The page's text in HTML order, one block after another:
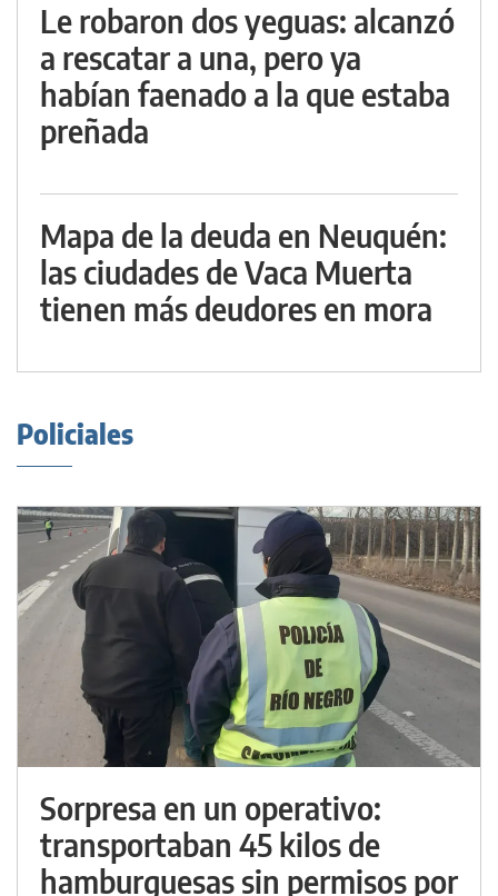
Le robaron dos yeguas: alcanzó
a rescatar a una, pero ya
habían faenado a la que estaba
preñada
Mapa de la deuda en Neuquén:
las ciudades de Vaca Muerta
tienen más deudores en mora
Policiales
Sorpresa en un operativo:
transportaban 45 kilos de
hamburguesas sin permisos por